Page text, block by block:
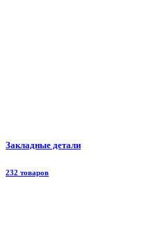
Закладные детали
232 товаров